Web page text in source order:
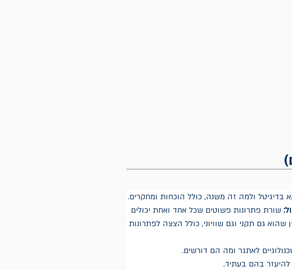
בדיגיטל ולמה זה משנה, כולל הוכחות ומחקרים.
שורת פתרונות פשוטים שכל אחד ואחת יכולים
גם תקני וגם שוויוני, כולל הצצה לפתרונות
לאתגר ומה הם דורשים.
להיעזר בהם בעתיד.